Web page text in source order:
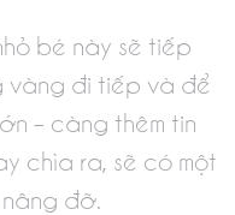
bé này sẽ tiếp
vàng đi tiếp và để
– càng thêm tin
chìa ra, sẽ có một
đỡ.